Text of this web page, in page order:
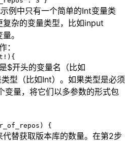
例中只有一个简单的Int变量类
杂的变量类型，比如input
。
：
$开头的变量名（比如
型（比如Int）。如果类型是必须
变量，将它们以多参数的形式包
替获取版本库的数量。在第2步